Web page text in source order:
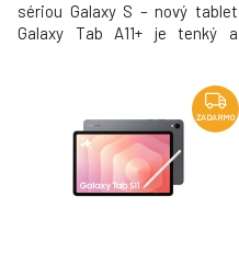
sériou Galaxy S – nový tablet
Galaxy Tab A11+ je tenký a
minimalistický dizajn vytvárajú
prémiový dojem, ktorý je pre
Galaxy typický. Dostupný je v
nadčasových farbách Gray a
Silver, ktoré ľahko zladíš s
ZADARMO